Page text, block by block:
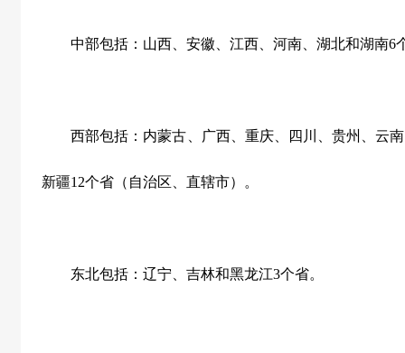
中部包括：山西、安徽、江西、河南、湖北和湖南6
西部包括：内蒙古、广西、重庆、四川、贵州、云南
新疆12个省（自治区、直辖市）。
东北包括：辽宁、吉林和黑龙江3个省。